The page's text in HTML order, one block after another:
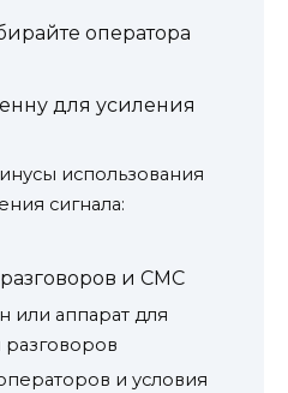
оператора
для усиления
использования
сигнала:
и СМС
или аппарат для
и условия